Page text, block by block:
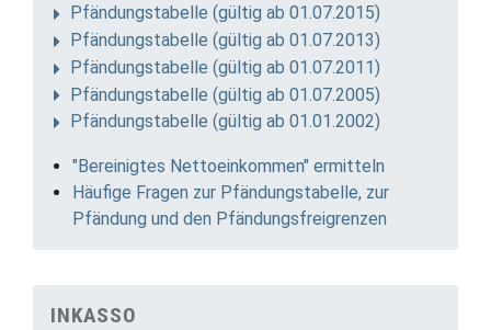
Pfändungstabelle (gültig ab 01.07.2015)
Pfändungstabelle (gültig ab 01.07.2013)
Pfändungstabelle (gültig ab 01.07.2011)
Pfändungstabelle (gültig ab 01.07.2005)
Pfändungstabelle (gültig ab 01.01.2002)
"Bereinigtes Nettoeinkommen" ermitteln
Häufige Fragen zur Pfändungstabelle, zur
Pfändung und den Pfändungsfreigrenzen
INKASSO